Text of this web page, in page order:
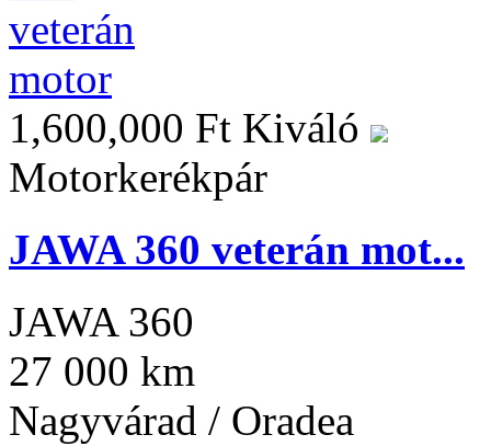
1,600,000 Ft Kiváló
Motorkerékpár
JAWA 360 veterán mot...
JAWA 360
27 000 km
Nagyvárad / Oradea